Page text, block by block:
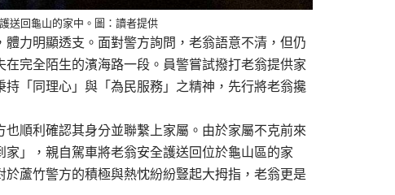
送回龜山的家中。圖：讀者提供
力明顯透支。面對警方詢問，老翁語意不清，但仍
完全陌生的濱海路一段。員警嘗試撥打老翁提供家
「同理心」與「為民服務」之精神，先行將老翁攙
順利確認其身分並聯繫上家屬。由於家屬不克前來
」，親自駕車將老翁安全護送回位於龜山區的家
蘆竹警方的積極與熱忱紛紛豎起大拇指，老翁更是